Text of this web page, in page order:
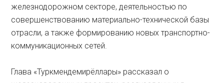
железнодорожном секторе, деятельностью по
совершенствованию материально-технической базы
отрасли, а также формированию новых транспортно-
коммуникационных сетей.
Глава «Туркмендемирёллары» рассказал о